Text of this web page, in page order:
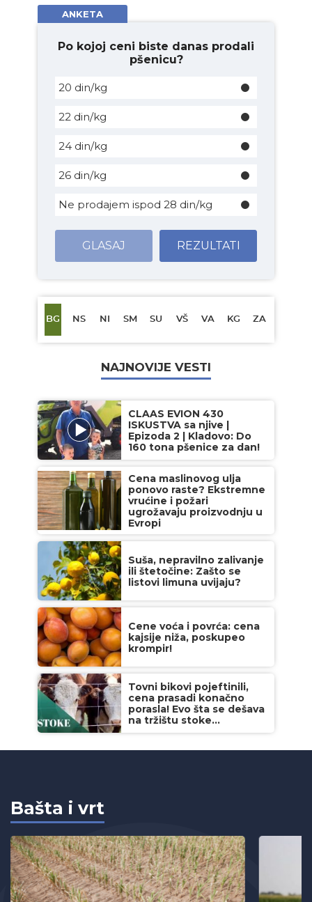
ANKETA
Po kojoj ceni biste danas prodali
pšenicu?
20 din/kg
22 din/kg
24 din/kg
26 din/kg
Ne prodajem ispod 28 din/kg
GLASAJ REZULTATI
BG NS NI SM SU VŠ VA KG ZA
NAJNOVIJE VESTI
CLAAS EVION 430
ISKUSTVA sa njive |
Epizoda 2 | Kladovo: Do
160 tona pšenice za dan!
Cena maslinovog ulja
ponovo raste? Ekstremne
vrućine i požari
ugrožavaju proizvodnju u
Evropi
Suša, nepravilno zalivanje
ili štetočine: Zašto se
listovi limuna uvijaju?
Cene voća i povrća: cena
kajsije niža, poskupeo
krompir!
Tovni bikovi pojeftinili,
cena prasadi konačno
porasla! Evo šta se dešava
na tržištu stoke...
Bašta i vrt